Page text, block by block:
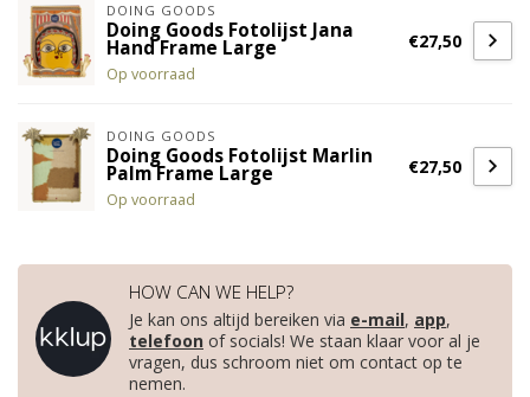
DOING GOODS
Doing Goods Fotolijst Jana
Hand Frame Large
Op voorraad
€27,50
DOING GOODS
Doing Goods Fotolijst Marlin
Palm Frame Large
Op voorraad
€27,50
HOW CAN WE HELP?
Je kan ons altijd bereiken via e-mail, app,
telefoon of socials! We staan klaar voor al je
vragen, dus schroom niet om contact op te
nemen.